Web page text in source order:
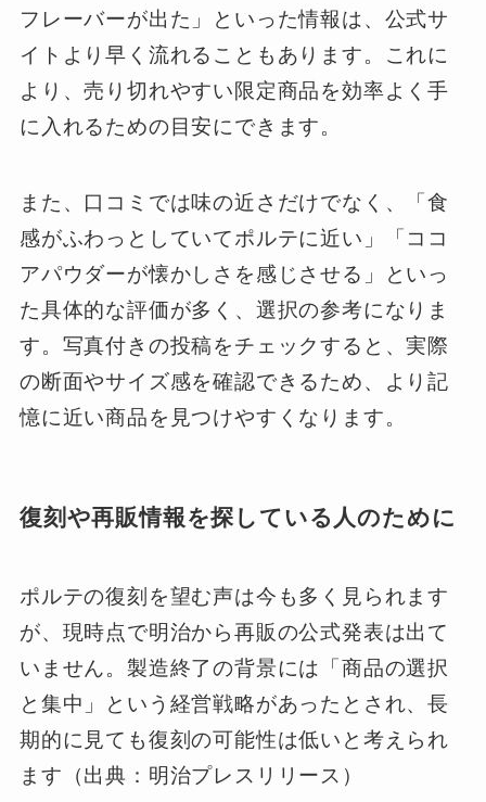
フレーバーが出た」といった情報は、公式サ
イトより早く流れることもあります。これに
より、売り切れやすい限定商品を効率よく手
に入れるための目安にできます。
また、口コミでは味の近さだけでなく、「食
感がふわっとしていてポルテに近い」「ココ
アパウダーが懐かしさを感じさせる」といっ
た具体的な評価が多く、選択の参考になりま
す。写真付きの投稿をチェックすると、実際
の断面やサイズ感を確認できるため、より記
憶に近い商品を見つけやすくなります。
復刻や再販情報を探している人のために
ポルテの復刻を望む声は今も多く見られます
が、現時点で明治から再販の公式発表は出て
いません。製造終了の背景には「商品の選択
と集中」という経営戦略があったとされ、長
期的に見ても復刻の可能性は低いと考えられ
ます（出典：明治プレスリリース）